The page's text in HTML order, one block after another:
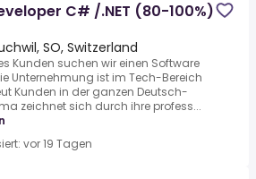
C# /.NET (80-100%)
SO, Switzerland
Kunden suchen wir einen Software
Unternehmung ist im Tech-Bereich
Kunden in der ganzen Deutsch-
zeichnet sich durch ihre profess...
vor 19 Tagen